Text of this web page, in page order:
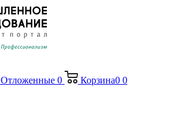
Отложенные 0 Корзина0 0